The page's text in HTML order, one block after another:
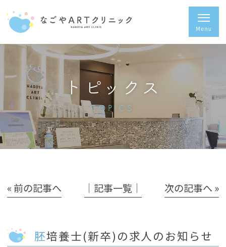
トピックス
TOPICS
« 前の記事へ │記事一覧│ 次の記事へ »
胚培養士(新卒)の求人のお知らせ